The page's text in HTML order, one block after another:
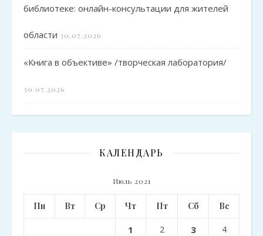
библиотеке: онлайн-консультации для жителей
области 30.07.2026
«Книга в объективе» /творческая лаборатория/
30.07.2026
КАЛЕНДАРЬ
Июль 2021
Пн Вт Ср Чт Пт Сб Вс
1 2 3 4